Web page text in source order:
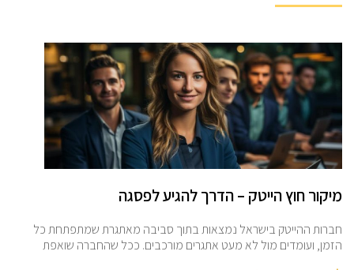
מיקור חוץ הייטק – הדרך להגיע לפסגה
חברות ההייטק בישראל נמצאות בתוך סביבה מאתגרת שמתפתחת כל
הזמן, ועומדים מול לא מעט אתגרים מורכבים. ככל שהחברה שואפת